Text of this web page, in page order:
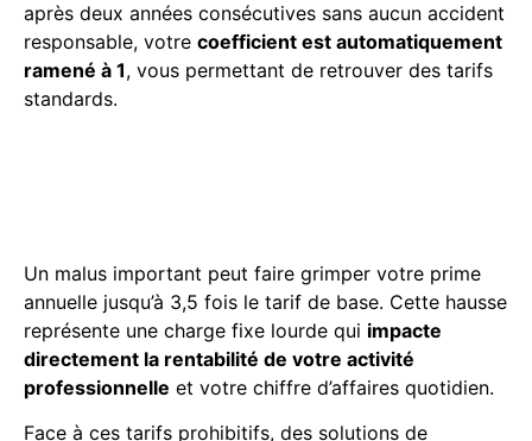
après deux années consécutives sans aucun accident
responsable, votre coefficient est automatiquement
ramené à 1, vous permettant de retrouver des tarifs
standards.
Un malus important peut faire grimper votre prime
annuelle jusqu’à 3,5 fois le tarif de base. Cette hausse
représente une charge fixe lourde qui impacte
directement la rentabilité de votre activité
professionnelle et votre chiffre d’affaires quotidien.
Face à ces tarifs prohibitifs, des solutions de